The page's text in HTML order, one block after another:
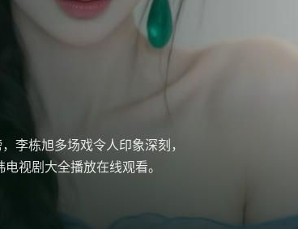
市电视剧，卡司新垣结衣、宋
日韩电视剧大全播放在线观…